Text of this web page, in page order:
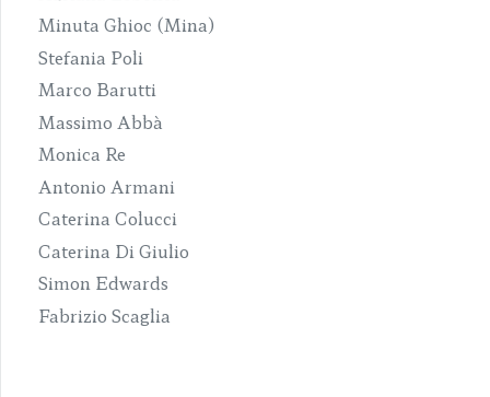
Minuta Ghioc (Mina)
Stefania Poli
Marco Barutti
Massimo Abbà
Monica Re
Antonio Armani
Caterina Colucci
Caterina Di Giulio
Simon Edwards
Fabrizio Scaglia